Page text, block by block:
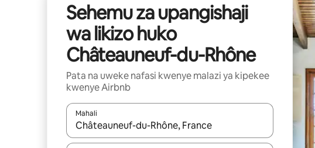
Sehemu za upangishaji
wa likizo huko
Châteauneuf-du-Rhône
Pata na uweke nafasi kwenye malazi ya kipekee
kwenye Airbnb
Mahali
Wakati matokeo yanapatikana, vinjari kwa kutumia vitufe vya